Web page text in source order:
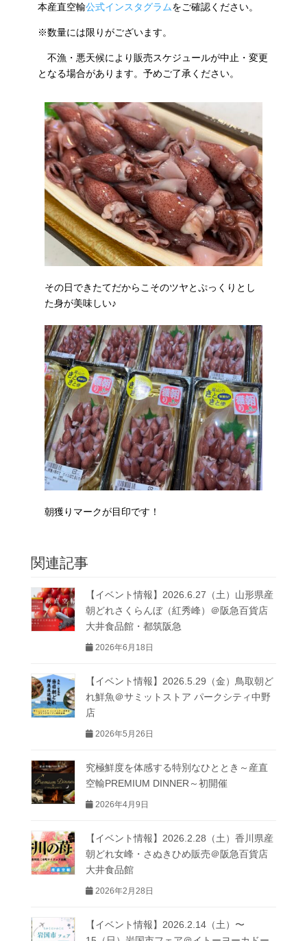
本産直空輸公式インスタグラムをご確認ください。
※数量には限りがございます。
不漁・悪天候により販売スケジュールが中止・変更
となる場合があります。予めご了承ください。
その日できたてだからこそのツヤとぷっくりとし
た身が美味しい♪
朝獲りマークが目印です！
関連記事
【イベント情報】2026.6.27（土）山形県産
朝どれさくらんぼ（紅秀峰）＠阪急百貨店
大井食品館・都筑阪急
2026年6月18日
【イベント情報】2026.5.29（金）鳥取朝ど
れ鮮魚＠サミットストア パークシティ中野
店
2026年5月26日
究極鮮度を体感する特別なひととき～産直
空輸PREMIUM DINNER～初開催
2026年4月9日
【イベント情報】2026.2.28（土）香川県産
朝どれ女峰・さぬきひめ販売＠阪急百貨店
大井食品館
2026年2月28日
【イベント情報】2026.2.14（土）〜